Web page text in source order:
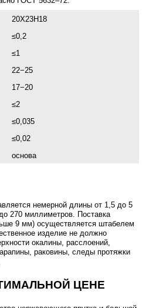
20Х23Н18
≤0,2
≤1
22−25
17−20
≤2
≤0,035
≤0,02
основа
немерной длины от 1,5 до 5
270 миллиметров. Поставка
9 мм) осуществляется штабелем
изделие не должно
окалины, расслоений,
раковины, следы протяжки
ЦЕНЕ